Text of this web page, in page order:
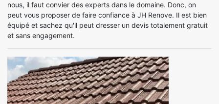
nous, il faut convier des experts dans le domaine. Donc, on
peut vous proposer de faire confiance à JH Renove. Il est bien
équipé et sachez qu'il peut dresser un devis totalement gratuit
et sans engagement.